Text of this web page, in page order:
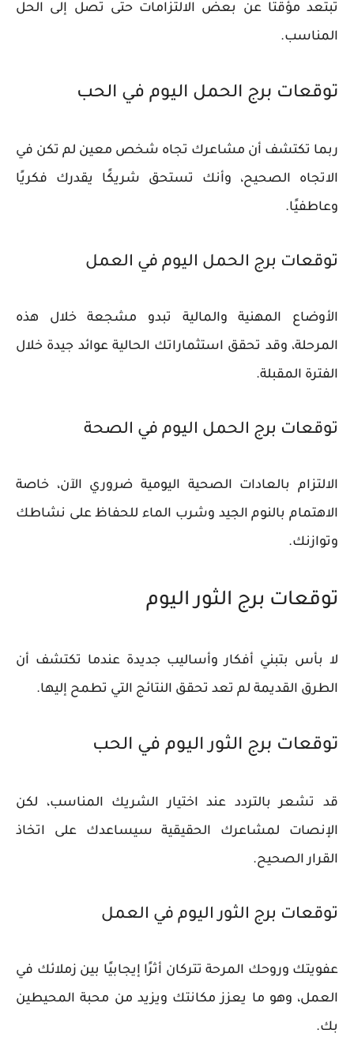
تبتعد مؤقتًا عن بعض الالتزامات حتى تصل إلى الحل
المناسب.
توقعات برج الحمل اليوم في الحب
ربما تكتشف أن مشاعرك تجاه شخص معين لم تكن في
الاتجاه الصحيح، وأنك تستحق شريكًا يقدرك فكريًا
وعاطفيًا.
توقعات برج الحمل اليوم في العمل
الأوضاع المهنية والمالية تبدو مشجعة خلال هذه
المرحلة، وقد تحقق استثماراتك الحالية عوائد جيدة خلال
الفترة المقبلة.
توقعات برج الحمل اليوم في الصحة
الالتزام بالعادات الصحية اليومية ضروري الآن، خاصة
الاهتمام بالنوم الجيد وشرب الماء للحفاظ على نشاطك
وتوازنك.
توقعات برج الثور اليوم
لا بأس بتبني أفكار وأساليب جديدة عندما تكتشف أن
الطرق القديمة لم تعد تحقق النتائج التي تطمح إليها.
توقعات برج الثور اليوم في الحب
قد تشعر بالتردد عند اختيار الشريك المناسب، لكن
الإنصات لمشاعرك الحقيقية سيساعدك على اتخاذ
القرار الصحيح.
توقعات برج الثور اليوم في العمل
عفويتك وروحك المرحة تتركان أثرًا إيجابيًا بين زملائك في
العمل، وهو ما يعزز مكانتك ويزيد من محبة المحيطين
بك.